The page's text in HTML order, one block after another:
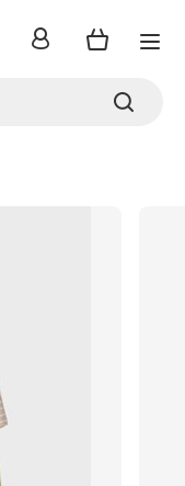
inloggen